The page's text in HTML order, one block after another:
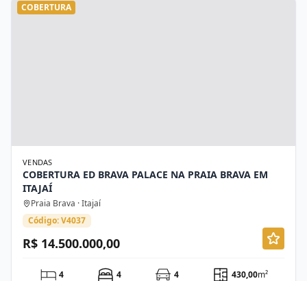
COBERTURA
VENDAS
COBERTURA ED BRAVA PALACE NA PRAIA BRAVA EM
ITAJAÍ
Praia Brava · Itajaí
Código: V4037
R$ 14.500.000,00
4 4 4 430,00m²